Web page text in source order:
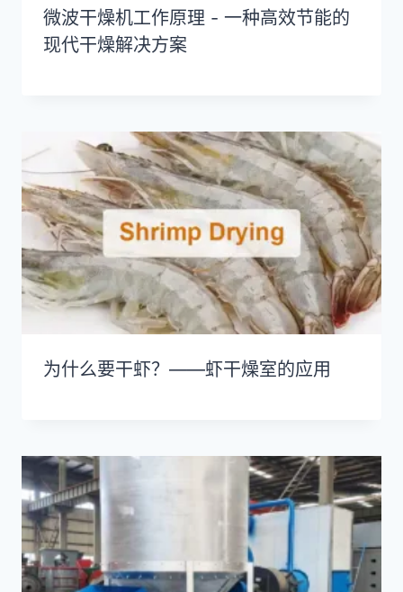
微波干燥机工作原理 - 一种高效节能的
现代干燥解决方案
为什么要干虾？——虾干燥室的应用